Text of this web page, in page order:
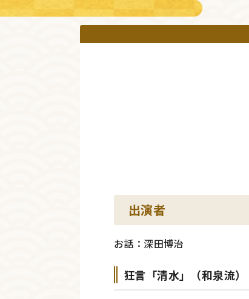
出演者
お話：深田博治
狂言「清水」（和泉流）